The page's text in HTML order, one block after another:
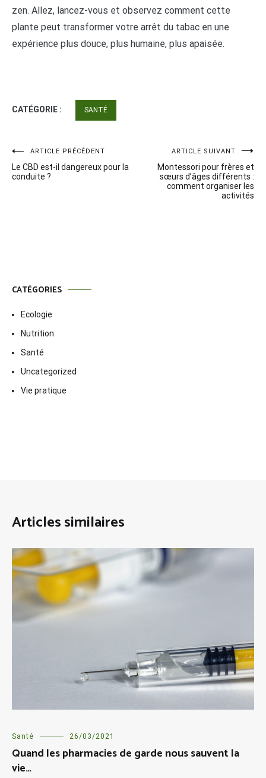
zen. Allez, lancez-vous et observez comment cette
plante peut transformer votre arrêt du tabac en une
expérience plus douce, plus humaine, plus apaisée.
CATÉGORIE : SANTÉ
Navigation
de
ARTICLE PRÉCÉDENT
Le CBD est-il dangereux pour la
conduite ?
ARTICLE SUIVANT
Montessori pour frères et
sœurs d’âges différents :
comment organiser les
activités
CATÉGORIES
Ecologie
Nutrition
Santé
Uncategorized
Vie pratique
Articles similaires
Santé 26/03/2021
Quand les pharmacies de garde nous sauvent la
vie…